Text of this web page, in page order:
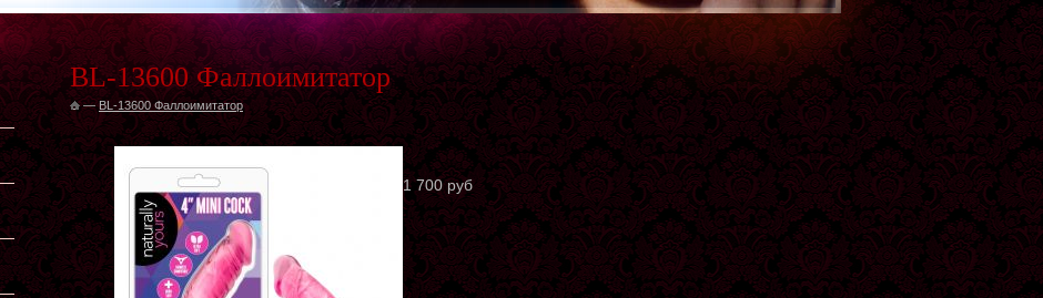
BL-13600 Фаллоимитатор
—BL-13600 Фаллоимитатор
1 700 руб